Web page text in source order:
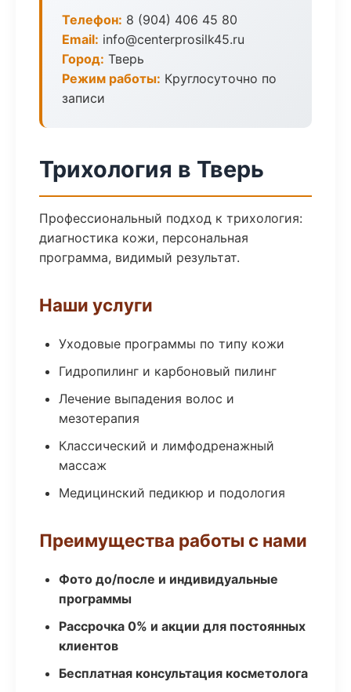
Телефон: 8 (904) 406 45 80
Email: info@centerprosilk45.ru
Город: Тверь
Режим работы: Круглосуточно по
записи
Трихология в Тверь
Профессиональный подход к трихология:
диагностика кожи, персональная
программа, видимый результат.
Наши услуги
Уходовые программы по типу кожи
Гидропилинг и карбоновый пилинг
Лечение выпадения волос и
мезотерапия
Классический и лимфодренажный
массаж
Медицинский педикюр и подология
Преимущества работы с нами
Фото до/после и индивидуальные
программы
Рассрочка 0% и акции для постоянных
клиентов
Бесплатная консультация косметолога